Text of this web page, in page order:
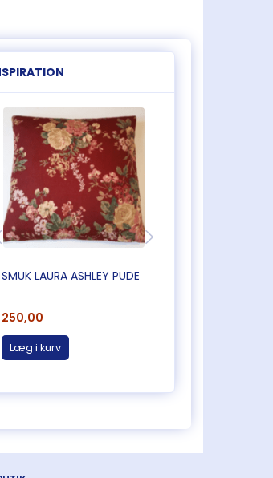
SMUK LAURA ASHLEY PUDE
250,00
Læg i kurv